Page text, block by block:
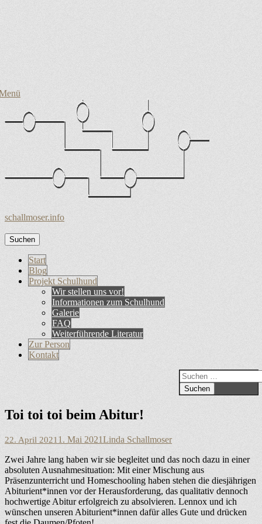
schallmoser.info
Suchen
nach:
Primäres
Menü
Zum
Inhalt
springen
Start
Blog
Projekt Schulhund
Wir stellen uns vor!
Informationen zum Schulhund
Galerie
FAQ
Weiterführende Literatur
Zur Person
Kontakt
Suchen
nach:
Toi toi toi beim Abitur!
Veröffentlicht
22. April 2021 1. Mai 2021Autor
Linda Schallmoser
Zwei Jahre lang haben wir sie begleitet und das noch dazu in einer
absoluten Ausnahmesituation: Mit einer Mischung aus
Präsenzunterricht und Homeschooling haben stehen die diesjährigen
Abiturient*innen vor der Herausforderung, das qualitativ dennoch
hochwertige Abitur erfolgreich zu absolvieren. Lennox und ich
wünschen unseren Abiturient*innen dafür alles Gute und drücken